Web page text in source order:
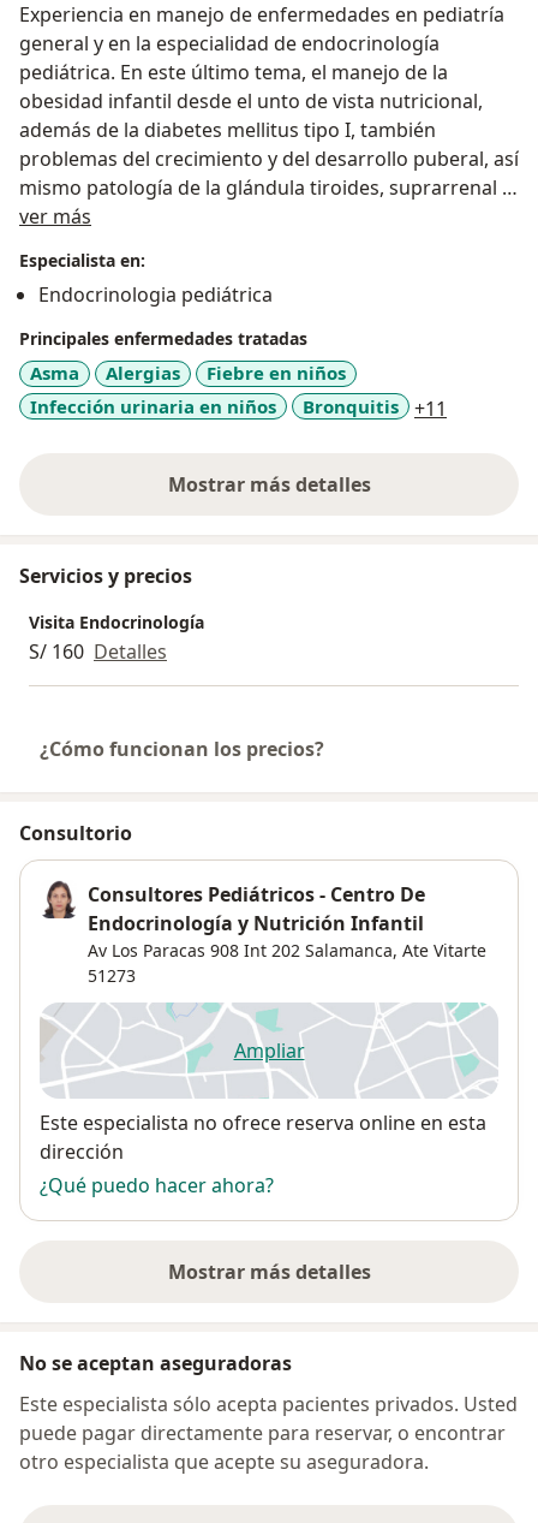
Experiencia en manejo de enfermedades en pediatría
general y en la especialidad de endocrinología
pediátrica. En este último tema, el manejo de la
obesidad infantil desde el unto de vista nutricional,
además de la diabetes mellitus tipo I, también
problemas del crecimiento y del desarrollo puberal, así
mismo patología de la glándula tiroides, suprarrenal y
de la hipófisis, desórdenes de la diferenciación sexual
ver más
Especialista en:
Endocrinologia pediátrica
Principales enfermedades tratadas
Asma Alergias
Fiebre en niños
Infección urinaria en niños
Bronquitis +11
Mostrar más detalles
sobre la experiencia
Servicios y precios
Visita Endocrinología
S/ 160 Detalles
¿Cómo funcionan los precios?
Consultorio
Consultores Pediátricos - Centro De
Endocrinología y Nutrición Infantil
Av Los Paracas 908 Int 202 Salamanca, Ate Vitarte
51273
Ampliarse abre en una nueva
Disponibilidad
Este especialista no ofrece reserva online en esta
dirección
¿Qué puedo hacer ahora?
Mostrar más detalles
sobre la dirección
No se aceptan aseguradoras
Este especialista sólo acepta pacientes privados. Usted
puede pagar directamente para reservar, o encontrar
otro especialista que acepte su aseguradora.